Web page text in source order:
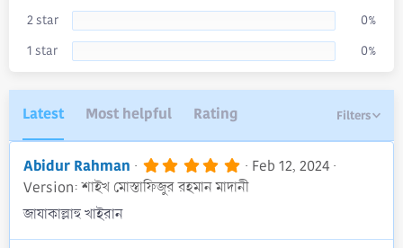
2 star
0%
1 star
0%
Latest Most helpful Rating Filters
Abidur Rahman 5
.
0
t
Feb 12, 2024
Version: শাইখ মোস্তাফিজুর রহমান মাদানী
জাযাকাল্লাহু খাইরান